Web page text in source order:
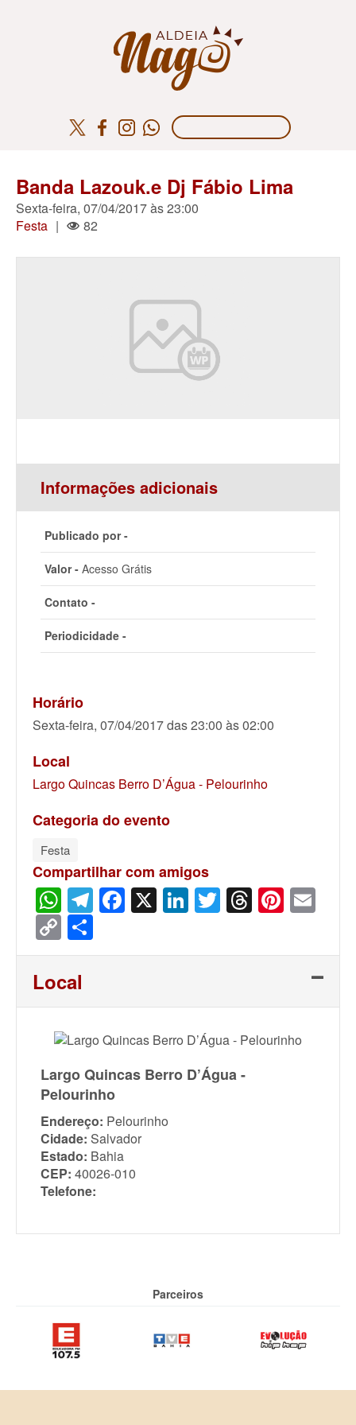
Banda Lazouk.e Dj Fábio Lima
Sexta-feira, 07/04/2017 às 23:00
Festa | 82
Informações adicionais
Publicado por -
Valor - Acesso Grátis
Contato -
Periodicidade -
Horário
Sexta-feira, 07/04/2017 das 23:00 às 02:00
Local
Largo Quincas Berro D’Água - Pelourinho
Categoria do evento
Festa
Compartilhar com amigos
WhatsApp
Telegram
Facebook
X LinkedIn
Twitter
Threads
Copy
Link
Local
Largo Quincas Berro D’Água -
Pelourinho
Endereço: Pelourinho
Cidade: Salvador
Estado: Bahia
CEP: 40026-010
Telefone:
Parceiros